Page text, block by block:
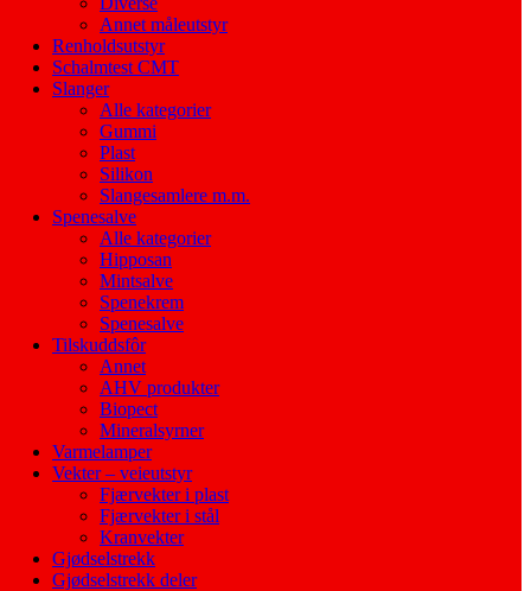
Annet måleutstyr
Renholdsutstyr
Schalmtest CMT
Slanger
Alle kategorier
Gummi
Plast
Silikon
Slangesamlere m.m.
Spenesalve
Alle kategorier
Hipposan
Mintsalve
Spenekrem
Spenesalve
Tilskuddsfôr
Annet
AHV produkter
Biopect
Mineralsyrner
Varmelamper
Vekter – veieutstyr
Fjærvekter i plast
Fjærvekter i stål
Kranvekter
Gjødselstrekk
Gjødselstrekk deler